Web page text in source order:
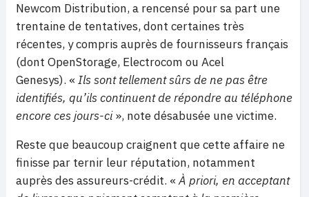
Newcom Distribution, a rencensé pour sa part une
trentaine de tentatives, dont certaines très
récentes, y compris auprès de fournisseurs français
(dont OpenStorage, Electrocom ou Acel
Genesys). « Ils sont tellement sûrs de ne pas être
identifiés, qu’ils continuent de répondre au téléphone
encore ces jours-ci», note désabusée une victime.
Reste que beaucoup craignent que cette affaire ne
finisse par ternir leur réputation, notamment
auprès des assureurs-crédit. «À priori, en acceptant